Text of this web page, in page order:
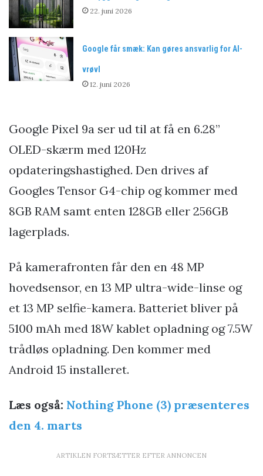
22. juni 2026
Google får smæk: Kan gøres ansvarlig for AI-
vrøvl
12. juni 2026
Google Pixel 9a ser ud til at få en 6.28”
OLED-skærm med 120Hz
opdateringshastighed. Den drives af
Googles Tensor G4-chip og kommer med
8GB RAM samt enten 128GB eller 256GB
lagerplads.
På kamerafronten får den en 48 MP
hovedsensor, en 13 MP ultra-wide-linse og
et 13 MP selfie-kamera. Batteriet bliver på
5100 mAh med 18W kablet opladning og 7.5W
trådløs opladning. Den kommer med
Android 15 installeret.
Læs også: Nothing Phone (3) præsenteres
den 4. marts
ARTIKLEN FORTSÆTTER EFTER ANNONCEN